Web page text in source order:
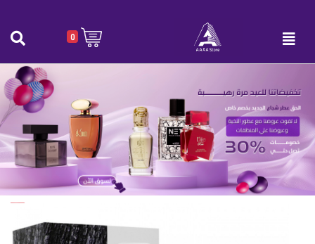
0
عطر عودي 50 مل الرئيسية|عطر عودي 50 مل